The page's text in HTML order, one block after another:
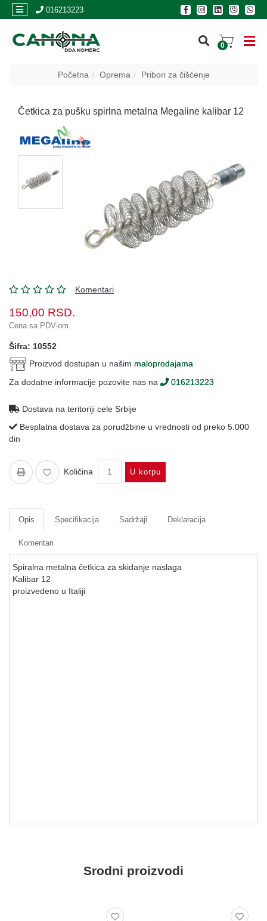
016213223
0
Početna Oprema Pribori za čišćenje
Četkica za pušku spirlna metalna Megaline kalibar 12
Komentari
150,00 RSD.
Cena sa PDV-om.
Šifra: 10552
Proizvod dostupan u našim maloprodajama
Za dodatne informacije pozovite nas na
016213223
Dostava na teritoriji cele Srbije
Besplatna dostava za porudžbine u vrednosti od preko 5.000
din
Količina U korpu
Opis Specifikacija Sadržaji Deklaracija
Komentari
Spiralna metalna četkica za skidanje naslaga
Kalibar 12
proizvedeno u Italiji
Srodni proizvodi